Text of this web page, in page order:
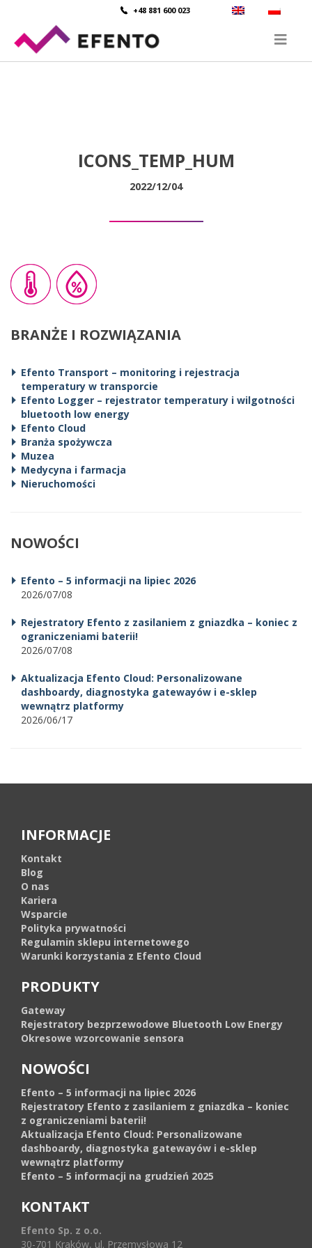
+48 881 600 023
ICONS_TEMP_HUM
2022/12/04
BRANŻE I ROZWIĄZANIA
Efento Transport – monitoring i rejestracja
temperatury w transporcie
Efento Logger – rejestrator temperatury i wilgotności
bluetooth low energy
Efento Cloud
Branża spożywcza
Muzea
Medycyna i farmacja
Nieruchomości
NOWOŚCI
Efento – 5 informacji na lipiec 2026
2026/07/08
Rejestratory Efento z zasilaniem z gniazdka – koniec z
ograniczeniami baterii!
2026/07/08
Aktualizacja Efento Cloud: Personalizowane
dashboardy, diagnostyka gatewayów i e-sklep
wewnątrz platformy
2026/06/17
INFORMACJE
Kontakt
Blog
O nas
Kariera
Wsparcie
Polityka prywatności
Regulamin sklepu internetowego
Warunki korzystania z Efento Cloud
PRODUKTY
Gateway
Rejestratory bezprzewodowe Bluetooth Low Energy
Okresowe wzorcowanie sensora
NOWOŚCI
Efento – 5 informacji na lipiec 2026
Rejestratory Efento z zasilaniem z gniazdka – koniec
z ograniczeniami baterii!
Aktualizacja Efento Cloud: Personalizowane
dashboardy, diagnostyka gatewayów i e-sklep
wewnątrz platformy
Efento – 5 informacji na grudzień 2025
KONTAKT
Efento Sp. z o.o.
30-701 Kraków, ul. Przemysłowa 12